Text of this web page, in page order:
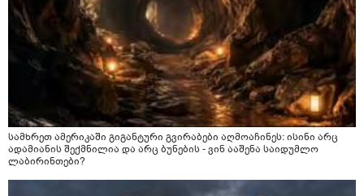
სამხრეთ ამერიკაში გიგანტური გვირაბები აღმოაჩინეს: ისინი არც
ადამიანის შექმნილია და არც ბუნების - ვინ ააშენა საიდუმლო
ლაბირინთები?